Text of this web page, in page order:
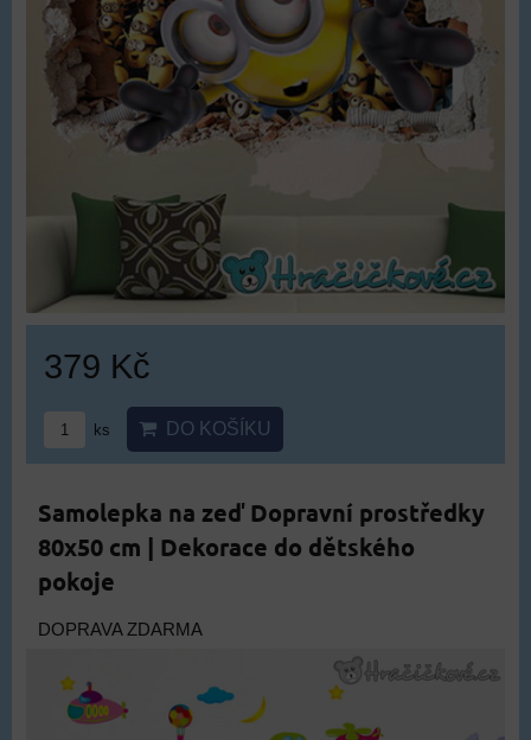
379 Kč
ks DO KOŠÍKU
Samolepka na zeď Dopravní prostředky
80x50 cm | Dekorace do dětského
pokoje
DOPRAVA ZDARMA